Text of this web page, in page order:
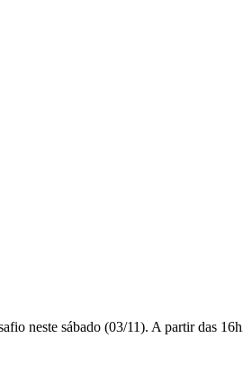
neste sábado (03/11). A partir das